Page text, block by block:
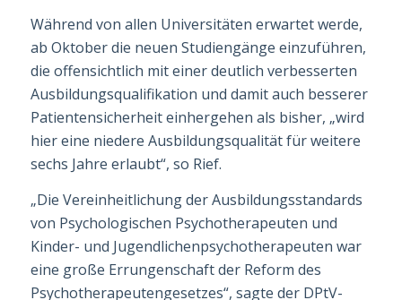
Während von allen Universitäten erwartet werde,
ab Oktober die neuen Studiengänge einzuführen,
die offensichtlich mit einer deutlich verbesserten
Ausbildungsqualifikation und damit auch besserer
Patientensicherheit einhergehen als bisher, „wird
hier eine nie­dere Ausbildungsqualität für weitere
sechs Jahre erlaubt“, so Rief.
„Die Vereinheitlichung der Ausbildungsstandards
von Psychologischen Psychothera­peu­ten und
Kinder- und Jugendlichenpsychotherapeuten war
eine große Errungenschaft der Reform des
Psychotherapeutengesetzes“, sagte der DPtV-